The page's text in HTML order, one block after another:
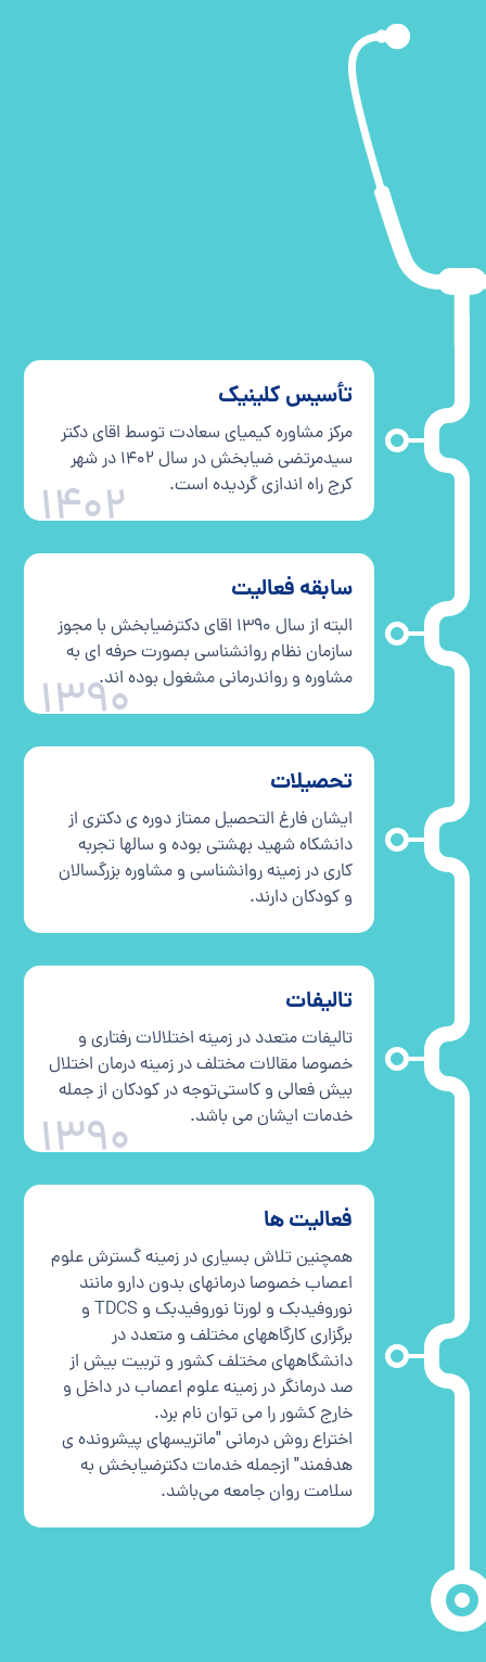
تأسیس کلینیک
مرکز مشاوره کیمیای سعادت توسط اقای دکتر
سیدمرتضی ضیابخش در سال ۱۴۰۲ در شهر
کرج راه اندازی گردیده است.
1402
سابقه فعالیت
البته از سال ۱۳۹۰ اقای دکترضیابخش با مجوز
سازمان نظام روانشناسی بصورت حرفه ای به
مشاوره و رواندرمانی مشغول بوده اند.1390
تحصیلات
ایشان فارغ التحصیل ممتاز دوره ی دکتری از
دانشکاه شهید بهشتی بوده و سالها تجربه
کاری در زمینه روانشناسی و مشاوره بزرگسالان
و کودکان دارند.
تالیفات
تالیفات متعدد در زمینه اختلالات رفتاری و
خصوصا مقالات مختلف در زمینه درمان اختلال
بیش فعالی و کاستی‌توجه در کودکان از جمله
خدمات ایشان می باشد.
1390
فعالیت ها
همچنین تلاش بسیاری در زمینه گسترش علوم
اعصاب خصوصا درمانهای بدون دارو مانند
نوروفیدبک و لورتا نوروفیدبک و TDCS و
برگزاری کارگاههای مختلف و متعدد در
دانشگاههای مختلف کشور و تربیت بیش از
صد درمانگر در زمینه علوم اعصاب در داخل و
خارج کشور را می توان نام برد.
اختراع روش درمانی "ماتریسهای پیشرونده ی
هدفمند" ازجمله خدمات دکترضیابخش به
سلامت روان جامعه می‌باشد.